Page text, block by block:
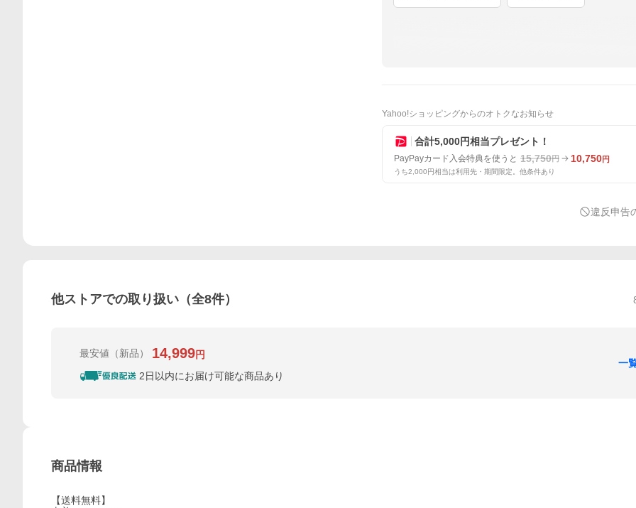
Yahoo!ショッピングからのオトクなお知らせ
合計5,000円相当プレゼント！
PayPayカード入会特典を使うと 15,750円 10,750円
うち2,000円相当は利用先・期間限定。他条件あり
違反申告
他ストアでの取り扱い（全8件）
最安値 （新品） 14,999円
2日以内にお届け可能な商品あり
一
商品情報
【送料無料】